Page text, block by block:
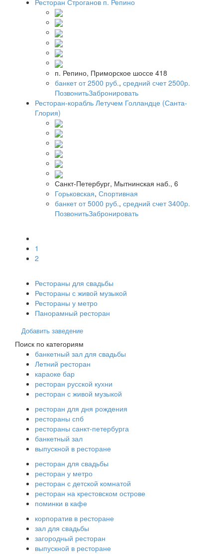
п. Репино, Приморское шоссе 418
банкет от 2500 руб., средний счет 2500р.
ПозвонитьЗабронировать
Ресторан-корабль Летучем Голландце (Санта-
Глория)
Санкт-Петербург, Мытнинская наб., 6
Горьковская, Спортивная
банкет от 5000 руб., средний счет 3400р.
ПозвонитьЗабронировать
1
2
Рестораны для свадьбы
Рестораны с живой музыкой
Рестораны у метро
Панорамный ресторан
Добавить заведение
Поиск по категориям
банкетный зал для свадьбы
Летний ресторан
караоке бар
ресторан русской кухни
ресторан с живой музыкой
ресторан для дня рождения
рестораны спб
рестораны санкт-петербурга
банкетный зал
выпускной в ресторане
ресторан для свадьбы
ресторан у метро
ресторан с детской комнатой
ресторан на крестовском острове
поминки в кафе
корпоратив в ресторане
зал для свадьбы
загородный ресторан
выпускной в ресторане